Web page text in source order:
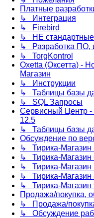
Платные
↳ Интеграция
↳ Firebird
↳ НЕ стандартные
↳ Разработка ПО,
↳ TorgKontrol
Oxetta (Оксетта) -
Магазин
↳ Инструкции
↳ Таблицы базы
↳ SQL Запросы
Сервисный Центр -
12.5
↳ Таблицы базы
Обсуждение по
↳ Тирика-Магазин
↳ Тирика-Магазин
↳ Тирика-Магазин
↳ Тирика-Магазин
↳ Тирика-Магазин
Продажа/покупка,
↳ Продажа/
↳ Обсуждение